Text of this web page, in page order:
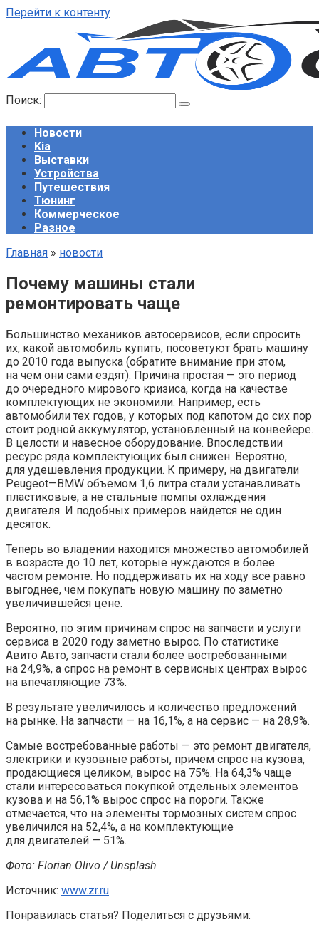
Перейти к контенту
Поиск:
Новости
Kia
Выставки
Устройства
Путешествия
Тюнинг
Коммерческое
Разное
Главная » новости
Почему машины стали
ремонтировать чаще
Большинство механиков автосервисов, если спросить
их, какой автомобиль купить, посоветуют брать машину
до 2010 года выпуска (обратите внимание при этом,
на чем они сами ездят). Причина простая — это период
до очередного мирового кризиса, когда на качестве
комплектующих не экономили. Например, есть
автомобили тех годов, у которых под капотом до сих пор
стоит родной аккумулятор, установленный на конвейере.
В целости и навесное оборудование. Впоследствии
ресурс ряда комплектующих был снижен. Вероятно,
для удешевления продукции. К примеру, на двигатели
Peugeot—BMW объемом 1,6 литра стали устанавливать
пластиковые, а не стальные помпы охлаждения
двигателя. И подобных примеров найдется не один
десяток.
Теперь во владении находится множество автомобилей
в возрасте до 10 лет, которые нуждаются в более
частом ремонте. Но поддерживать их на ходу все равно
выгоднее, чем покупать новую машину по заметно
увеличившейся цене.
Вероятно, по этим причинам спрос на запчасти и услуги
сервиса в 2020 году заметно вырос. По статистике
Авито Авто, запчасти стали более востребованными
на 24,9%, а спрос на ремонт в сервисных центрах вырос
на впечатляющие 73%.
В результате увеличилось и количество предложений
на рынке. На запчасти — на 16,1%, а на сервис — на 28,9%.
Самые востребованные работы — это ремонт двигателя,
электрики и кузовные работы, причем спрос на кузова,
продающиеся целиком, вырос на 75%. На 64,3% чаще
стали интересоваться покупкой отдельных элементов
кузова и на 56,1% вырос спрос на пороги. Также
отмечается, что на элементы тормозных систем спрос
увеличился на 52,4%, а на комплектующие
для двигателей — 51%.
Фото: Florian Olivo / Unsplash
Источник: www.zr.ru
Понравилась статья? Поделиться с друзьями: